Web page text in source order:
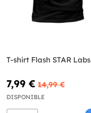
T-shirt Flash STAR Labs
7,99 € 14,99 €
DISPONIBLE